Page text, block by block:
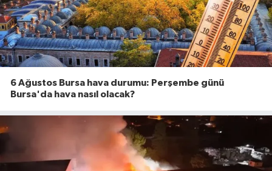
6 Ağustos Bursa hava durumu: Perşembe günü
Bursa'da hava nasıl olacak?